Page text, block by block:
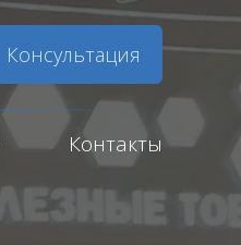
Консультация
Контакты